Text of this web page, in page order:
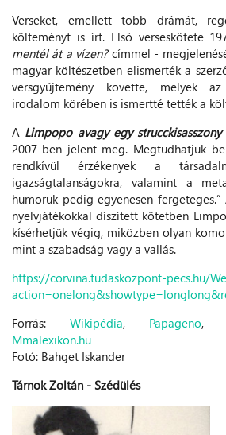
Verseket, emellett több drámát,
költeményt is írt. Első verseskötete
mentél át a vízen?címmel -
magyar költészetben elismerték a
versgyűjtemény követte, melyek
irodalom körében is ismertté tették a
A Limpopo avagy egy
2007-ben jelent meg. Megtudhatjuk
rendkívül érzékenyek a
igazságtalanságokra, valamint a
humoruk pedig egyenesen
nyelvjátékokkal díszített kötetben
kísérhetjük végig, miközben olyan
mint a szabadság vagy a vallás.
https://corvina.tudaskozpont-pecs.hu/
Forrás: Wikipédia, Papageno,
Mmalexikon.hu
Fotó: Bahget Iskander
Tárnok Zoltán - Szédülés